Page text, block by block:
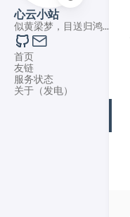
心云小站
似黄梁梦，目送归鸿...
首页
友链
服务状态
关于（发电）